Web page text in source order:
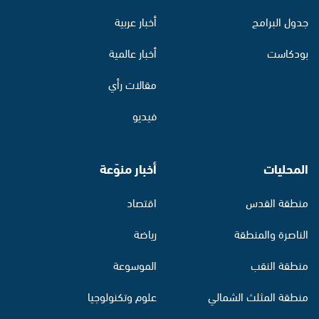
جدول البرامج
بودكاست
أخبار عربية
أخبار عالمية
مقالات رأي
فيديو
المحليات
منطقة القدس
الناصرة والمنطقة
منطقة النقب
منطقة المثلث الشمالي
أخبار منوّعة
اقتصاد
رياضة
الموسوعة
علوم وتكنولوجيا